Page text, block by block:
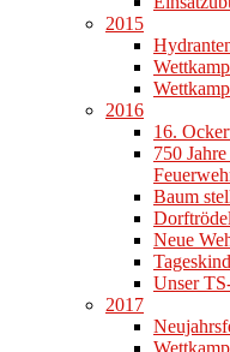
2015
2016
16.
750
Baum
Neue
Unser
2017